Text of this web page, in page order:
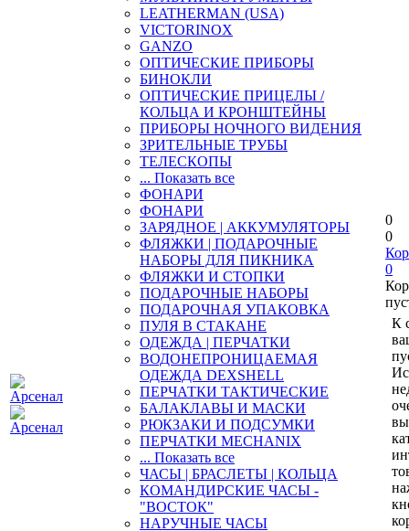
LEATHERMAN (USA)
VICTORINOX
GANZO
ОПТИЧЕСКИЕ ПРИБОРЫ
БИНОКЛИ
ОПТИЧЕСКИЕ ПРИЦЕЛЫ /
КОЛЬЦА И КРОНШТЕЙНЫ
ПРИБОРЫ НОЧНОГО ВИДЕНИЯ
ЗРИТЕЛЬНЫЕ ТРУБЫ
ТЕЛЕСКОПЫ
... Показать все
ФОНАРИ
ФОНАРИ
ЗАРЯДНОЕ | АККУМУЛЯТОРЫ
ФЛЯЖКИ | ПОДАРОЧНЫЕ
НАБОРЫ ДЛЯ ПИКНИКА
ФЛЯЖКИ И СТОПКИ
ПОДАРОЧНЫЕ НАБОРЫ
ПОДАРОЧНАЯ УПАКОВКА
ПУЛЯ В СТАКАНЕ
ОДЕЖДА | ПЕРЧАТКИ
ВОДОНЕПРОНИЦАЕМАЯ
ОДЕЖДА DEXSHELL
ПЕРЧАТКИ ТАКТИЧЕСКИЕ
БАЛАКЛАВЫ И МАСКИ
РЮКЗАКИ И ПОДСУМКИ
ПЕРЧАТКИ MECHANIX
... Показать все
ЧАСЫ | БРАСЛЕТЫ | КОЛЬЦА
КОМАНДИРСКИЕ ЧАСЫ -
"ВОСТОК"
НАРУЧНЫЕ ЧАСЫ
0
0
0
К